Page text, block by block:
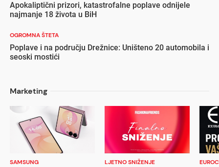
Apokaliptični prizori, katastrofalne poplave odnijele
najmanje 18 života u BiH
OGROMNA ŠTETA
Poplave i na području Drežnice: Uništeno 20 automobila i
seoski mostići
Marketing
SAMSUNG LJETNO SNIŽENJE